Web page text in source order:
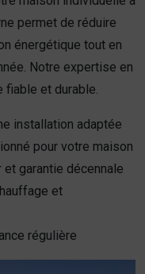
permet de réduire
énergétique tout en
Notre expertise en
fiable et durable.
installation adaptée
pour votre maison
garantie décennale
et
régulière